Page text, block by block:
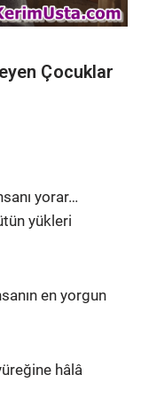
Çocuklar
yorar…
yükleri
en yorgun
hâlâ